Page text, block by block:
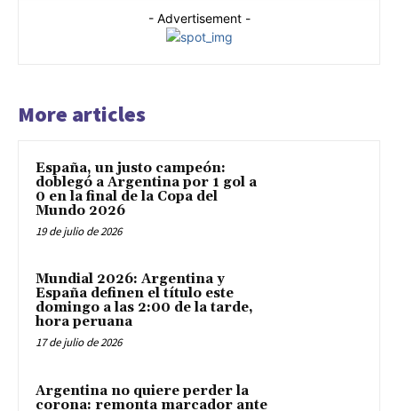
- Advertisement -
More articles
España, un justo campeón:
doblegó a Argentina por 1 gol a
0 en la final de la Copa del
Mundo 2026
19 de julio de 2026
Mundial 2026: Argentina y
España definen el título este
domingo a las 2:00 de la tarde,
hora peruana
17 de julio de 2026
Argentina no quiere perder la
corona: remonta marcador ante